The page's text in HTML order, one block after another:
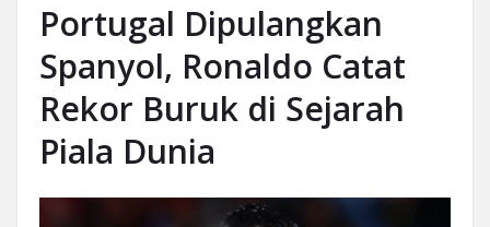
Portugal Dipulangkan
Spanyol, Ronaldo Catat
Rekor Buruk di Sejarah
Piala Dunia